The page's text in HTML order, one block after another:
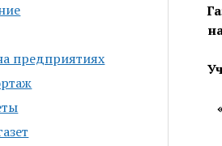
предприятиях